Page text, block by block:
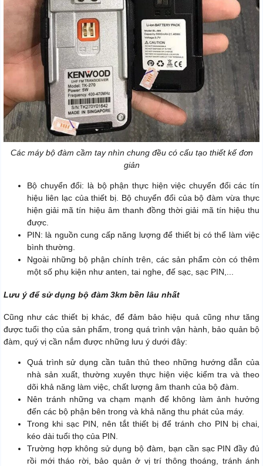
Các máy bộ đàm cầm tay nhìn chung đều có cấu tạo thiết kế đơn
giản
Bộ chuyển đổi: là bộ phận thực hiện việc chuyển đổi các tín
hiệu liên lạc của thiết bị. Bộ chuyển đổi của bộ đàm vừa thực
hiện giải mã tín hiệu âm thanh đồng thời giải mã tín hiệu thu
được.
PIN: là nguồn cung cấp năng lượng để thiết bị có thể làm việc
bình thường.
Ngoài những bộ phận chính trên, các sản phẩm còn có thêm
một số phụ kiện như anten, tai nghe, đế sạc, sạc PIN,...
Lưu ý để sử dụng bộ đàm 3km bền lâu nhất
Cũng như các thiết bị khác, để đảm bảo hiệu quả cũng như tăng
được tuổi thọ của sản phẩm, trong quá trình vận hành, bảo quản bộ
đàm, quý vị cần nắm được những lưu ý dưới đây:
Quá trình sử dụng cần tuân thủ theo những hướng dẫn của
nhà sản xuất, thường xuyên thực hiện việc kiểm tra và theo
dõi khả năng làm việc, chất lượng âm thanh của bộ đàm.
Nên tránh những va chạm mạnh để không làm ảnh hưởng
đến các bộ phận bên trong và khả năng thu phát của máy.
Trong khi sạc PIN, nên tắt thiết bị để tránh cho PIN bị chai,
kéo dài tuổi thọ của PIN.
Trường hợp không sử dụng bộ đàm, bạn cần sạc PIN đầy đủ
rồi mới tháo rời, bảo quản ở vị trí thông thoáng, tránh ánh